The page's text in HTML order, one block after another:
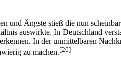
und Ängste stieß die nun
auswirkte. In Deutschland
In der unmittelbaren
zu machen.[26]